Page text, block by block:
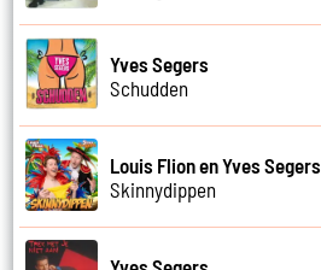
Yves Segers
Schudden
Louis Flion en Yves Segers
Skinnydippen